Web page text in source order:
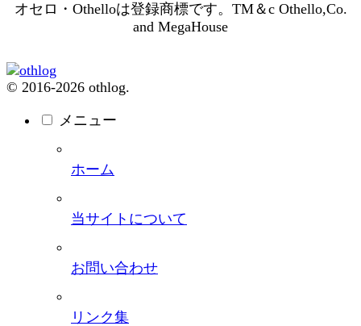
オセロ・Othelloは登録商標です。TM＆c Othello,Co.
and MegaHouse
© 2016-2026 othlog.
メニュー
ホーム
当サイトについて
お問い合わせ
リンク集